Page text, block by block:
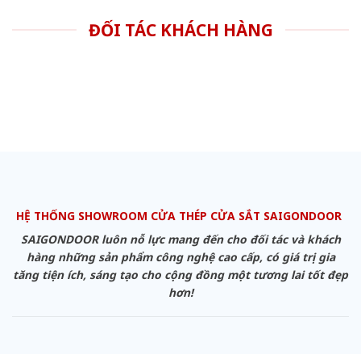
ĐỐI TÁC KHÁCH HÀNG
HỆ THỐNG SHOWROOM CỬA THÉP CỬA SẮT SAIGONDOOR
SAIGONDOOR luôn nỗ lực mang đến cho đối tác và khách
hàng những sản phẩm công nghệ cao cấp, có giá trị gia
tăng tiện ích, sáng tạo cho cộng đồng một tương lai tốt đẹp
hơn!